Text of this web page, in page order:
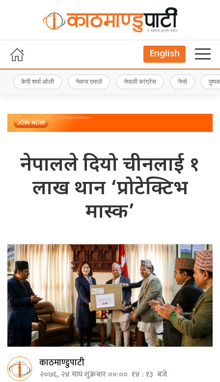
English
केपी शर्मा ओली नेकपा एमाले नेपाली कांग्रेस नेप्से
नेपालले दियो चीनलाई १
लाख थान ‘प्रोटेक्टिभ
मास्क’
काठमाण्डुपाटी
२०७६, २४ माघ शुक्रबार ००:०० १४ : १३ बजे